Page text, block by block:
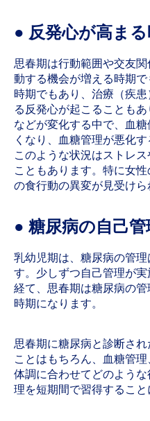
● 反発心が高ま
思春期は行動範囲や交友
動する機会が増える時期
時期でもあり、治療（疾
る反発心が起こることも
などが変化する中で、血
くなり、血糖管理が悪化
このような状況はストレ
こともあります。特に女
の食行動の異変が見受けら
● 糖尿病の自己
乳幼児期は、糖尿病の管
す。少しずつ自己管理が
経て、思春期は糖尿病の
時期になります。
思春期に糖尿病と診断さ
ことはもちろん、血糖管
体調に合わせてどのよう
理を短期間で習得すること